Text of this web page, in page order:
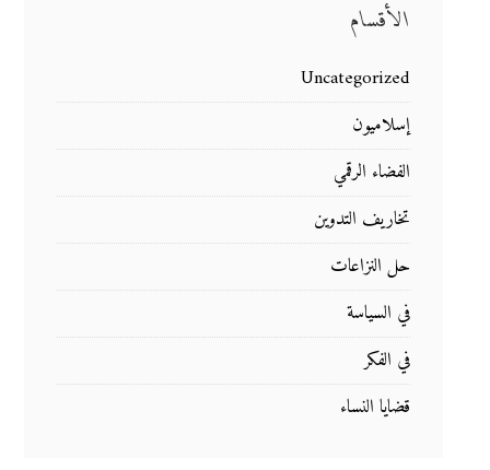
الأقسام
Uncategorized
إسلاميون
الفضاء الرقمي
تخاريف التدوين
حل النزاعات
في السياسة
في الفكر
قضايا النساء